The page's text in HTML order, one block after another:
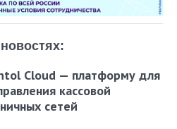
Cloud — платформу для
кассовой
сетей